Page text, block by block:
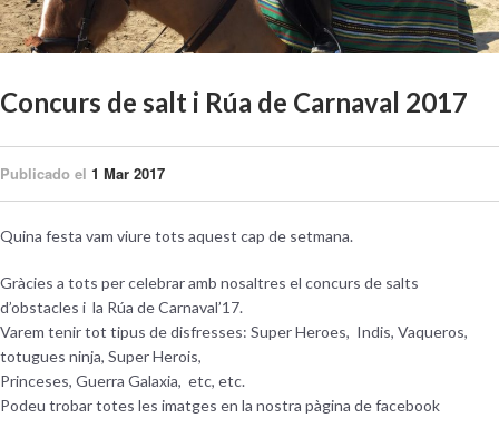
Concurs de salt i Rúa de Carnaval 2017
Publicado el 1 Mar 2017
Quina festa vam viure tots aquest cap de setmana.
Gràcies a tots per celebrar amb nosaltres el concurs de salts
d’obstacles i la Rúa de Carnaval’17.
Varem tenir tot tipus de disfresses: Super Heroes, Indis, Vaqueros,
totugues ninja, Super Herois,
Princeses, Guerra Galaxia, etc, etc.
Podeu trobar totes les imatges en la nostra pàgina de facebook